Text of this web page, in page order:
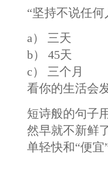
“坚持不说任何
a） 三天
b） 45天
c） 三个月
看你的生活会
短诗般的句子
然早就不新鲜
单轻快和“便宜